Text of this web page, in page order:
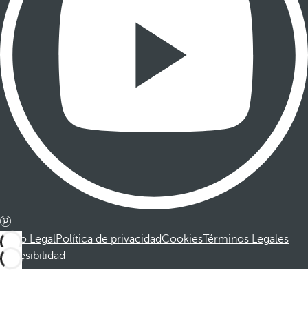
Aviso LegalPolítica de privacidadCookiesTérminos Legales
Accesibilidad